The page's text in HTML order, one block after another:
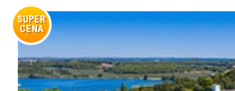
SUPER
CENA